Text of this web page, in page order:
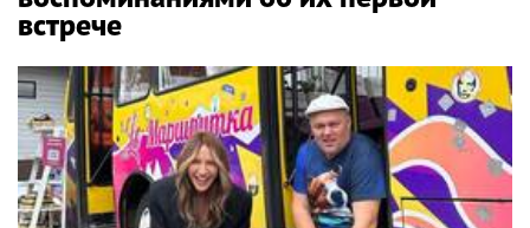
встрече